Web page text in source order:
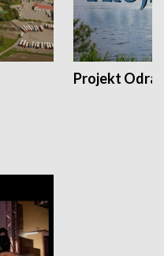
Projekt Odra